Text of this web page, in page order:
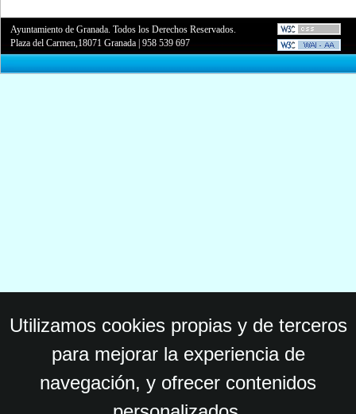
Ayuntamiento de Granada. Todos los Derechos Reservados.
Plaza del Carmen,18071 Granada |958 539 697
Utilizamos cookies propias y de terceros
para mejorar la experiencia de
navegación, y ofrecer contenidos